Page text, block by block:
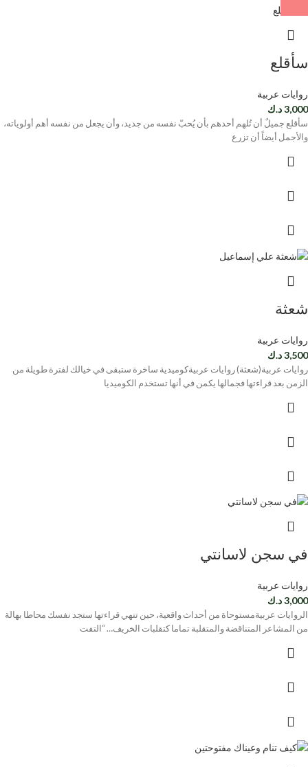
سأقلع
روايات عربية
3,000د.ك
سأقلع جميلٌ أن تُلهم أحدهم بأن يُحبّ نفسه من جديد، وأن يجعل من نفسه أهم أولوياته،
والأجمل أيضاً أن تزرع
شعثة
روايات عربية
3,500د.ك
روايات عربية(شعثة) روايات عربيةكوميدية ساخرة ستبقى في خيالك لفترة طويلة من
الزمن بعد قراءتها فجمالها يكمن في أنها تستخدم الكوميديا
في سجن لاسانتي
روايات عربية
3,000د.ك
الروايات عربيةمستوحاة من أحداث واقعية، حين تنهي قراءتها ستجد نفسك محاطا بهالة
من المشاعر المتناقضة والمتقلبة تماما كتقلبات الخريف… “التفت